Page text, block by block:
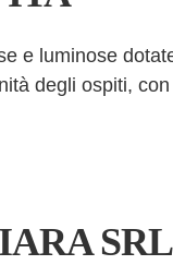
e luminose
degli ospiti,